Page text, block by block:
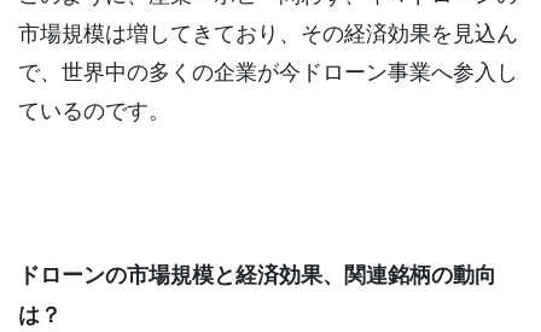
市場規模は増してきており、その経済効果を見込ん
で、世界中の多くの企業が今ドローン事業へ参入し
ているのです。
ドローンの市場規模と経済効果、関連銘柄の動向
は？